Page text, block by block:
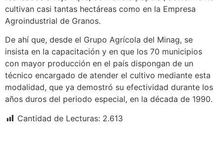
cultivan casi tantas hectáreas como en la Empresa
Agroindustrial de Granos.
De ahí que, desde el Grupo Agrícola del Minag, se
insista en la capacitación y en que los 70 municipios
con mayor producción en el país dispongan de un
técnico encargado de atender el cultivo mediante esta
modalidad, que ya demostró su efectividad durante los
años duros del periodo especial, en la década de 1990.
Cantidad de Lecturas: 2.613